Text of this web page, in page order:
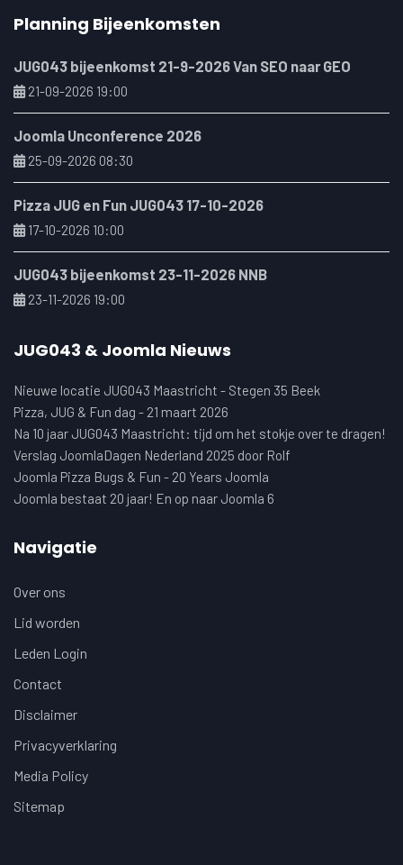
Planning Bijeenkomsten
JUG043 bijeenkomst 21-9-2026 Van SEO naar GEO
21-09-2026 19:00
Joomla Unconference 2026
25-09-2026 08:30
Pizza JUG en Fun JUG043 17-10-2026
17-10-2026 10:00
JUG043 bijeenkomst 23-11-2026 NNB
23-11-2026 19:00
JUG043 & Joomla Nieuws
Nieuwe locatie JUG043 Maastricht - Stegen 35 Beek
Pizza, JUG & Fun dag - 21 maart 2026
Na 10 jaar JUG043 Maastricht: tijd om het stokje over te dragen!
Verslag JoomlaDagen Nederland 2025 door Rolf
Joomla Pizza Bugs & Fun - 20 Years Joomla
Joomla bestaat 20 jaar! En op naar Joomla 6
Navigatie
Over ons
Lid worden
Leden Login
Contact
Disclaimer
Privacyverklaring
Media Policy
Sitemap